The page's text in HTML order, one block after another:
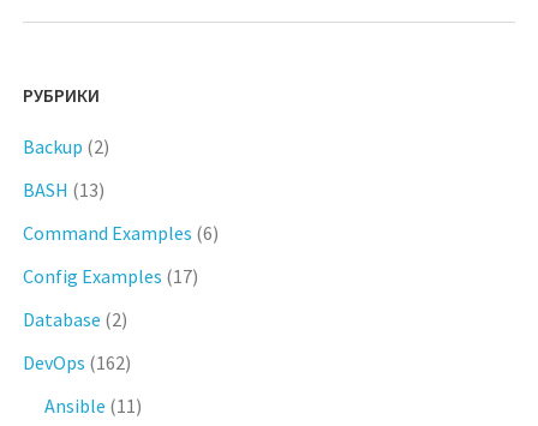
РУБРИКИ
Backup (2)
BASH (13)
Command Examples (6)
Config Examples (17)
Database (2)
DevOps (162)
Ansible (11)